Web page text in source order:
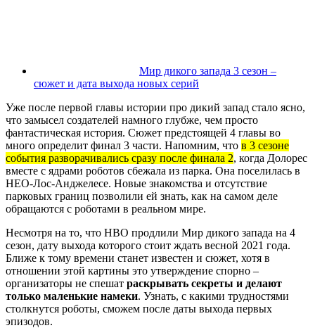
Мир дикого запада 3 сезон –
сюжет и дата выхода новых серий
Уже после первой главы истории про дикий запад стало ясно,
что замысел создателей намного глубже, чем просто
фантастическая история. Сюжет предстоящей 4 главы во
много определит финал 3 части. Напомним, что в 3 сезоне
события разворачивались сразу после финала 2, когда Долорес
вместе с ядрами роботов сбежала из парка. Она поселилась в
НЕО-Лос-Анджелесе. Новые знакомства и отсутствие
парковых границ позволили ей знать, как на самом деле
обращаются с роботами в реальном мире.
Несмотря на то, что HBO продлили Мир дикого запада на 4
сезон, дату выхода которого стоит ждать весной 2021 года.
Ближе к тому времени станет известен и сюжет, хотя в
отношении этой картины это утверждение спорно –
организаторы не спешат раскрывать секреты и делают
только маленькие намеки. Узнать, с какими трудностями
столкнутся роботы, сможем после даты выхода первых
эпизодов.